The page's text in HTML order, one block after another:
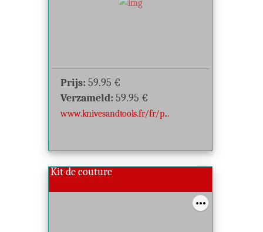
Prijs: 59.95 €
Verzameld: 59.95 €
www.knivesandtools.fr/fr/p...
Kit de couture